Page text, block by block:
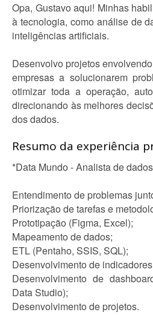
Opa, Gustavo aqui! Minhas
à tecnologia, como análise de
inteligências artificiais.
Desenvolvo projetos
empresas a solucionarem
otimizar toda a operação,
direcionando às melhores
dos dados.
Resumo da experiência
*Data Mundo - Analista de
Entendimento de problemas
Priorização de tarefas e
Prototipação (Figma, Excel);
Mapeamento de dados;
ETL (Pentaho, SSIS, SQL);
Desenvolvimento de
Desenvolvimento de
Data Studio);
Desenvolvimento de projetos.